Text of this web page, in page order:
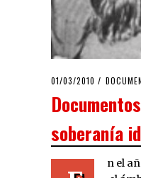
POSTED
01/03/2010 25/03/2020
soberanía
n el